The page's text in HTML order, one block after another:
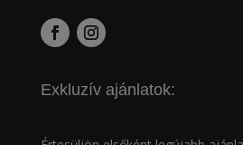
Exkluzív ajánlatok: